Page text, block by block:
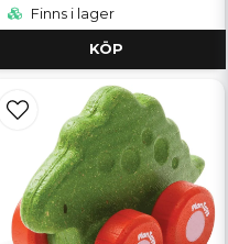
Finns i lager
KÖP